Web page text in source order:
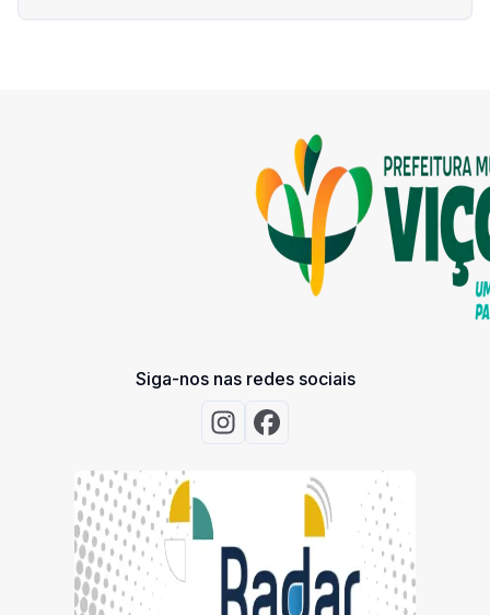
Siga-nos nas redes sociais
Acessar Instagram
Acessar Facebook